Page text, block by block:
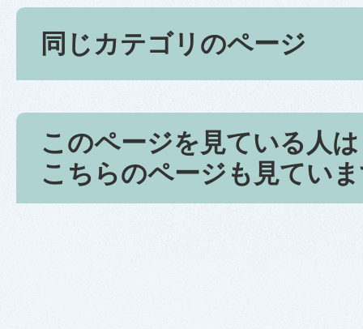
同じカテゴリのページ
このページを見ている人は
こちらのページも見てい